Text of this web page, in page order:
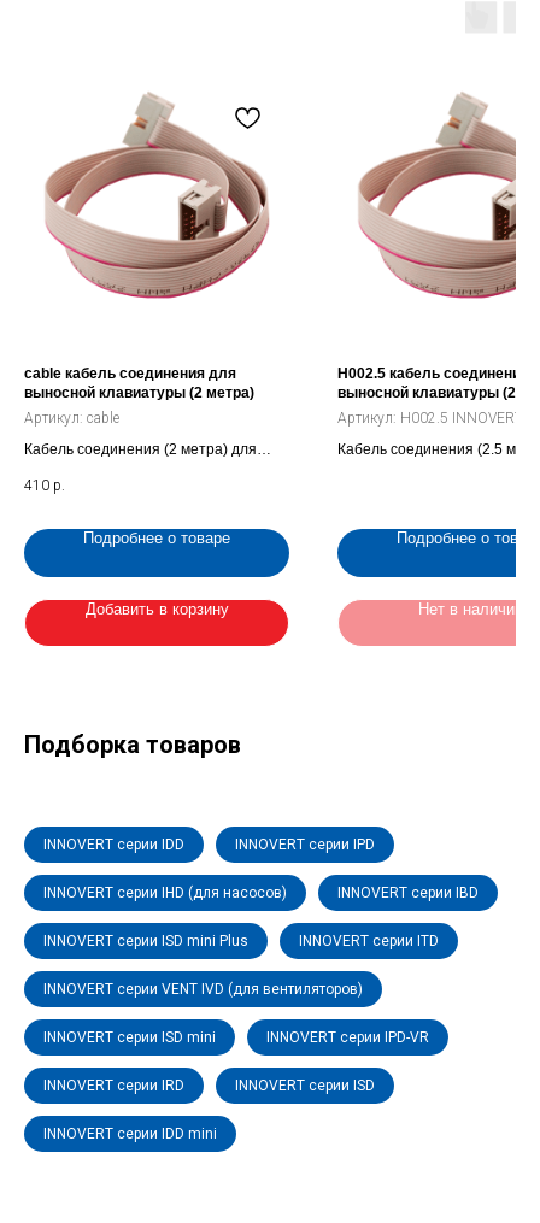
cable кабель соединения для
выносной клавиатуры (2 метра)
Артикул: cable
Кабель соединения (2 метра) для
410 р.
Подробнее о товаре
Добавить в корзину
H002.5 кабель соединения
выносной клавиатуры (2.5
Артикул: H002.5 INNOVERT
Кабель соединения (2.5
Подробнее о
Нет в наличии
Подборка товаров
INNOVERT серии IDD INNOVERT серии IPD
INNOVERT серии IHD (для насосов) INNOVERT серии IBD
INNOVERT серии ISD mini Plus INNOVERT серии ITD
INNOVERT серии VENT IVD (для вентиляторов)
INNOVERT серии ISD mini INNOVERT серии IPD-VR
INNOVERT серии IRD INNOVERT серии ISD
INNOVERT серии IDD mini